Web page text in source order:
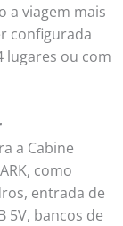
a viagem mais
configurada
lugares ou com
a Cabine
como
entrada de
5V, bancos de